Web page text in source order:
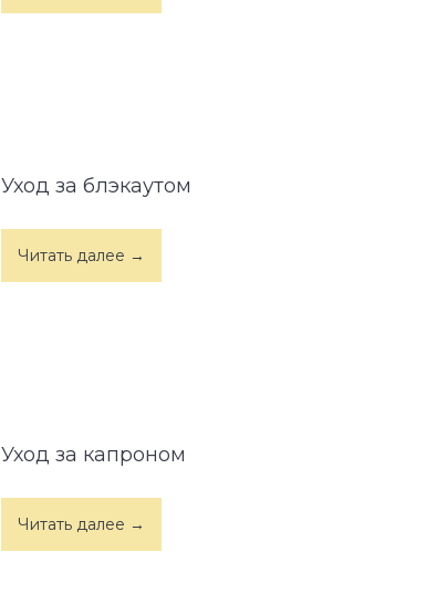
Уход за блэкаутом
Читать далее →
Уход за капроном
Читать далее →